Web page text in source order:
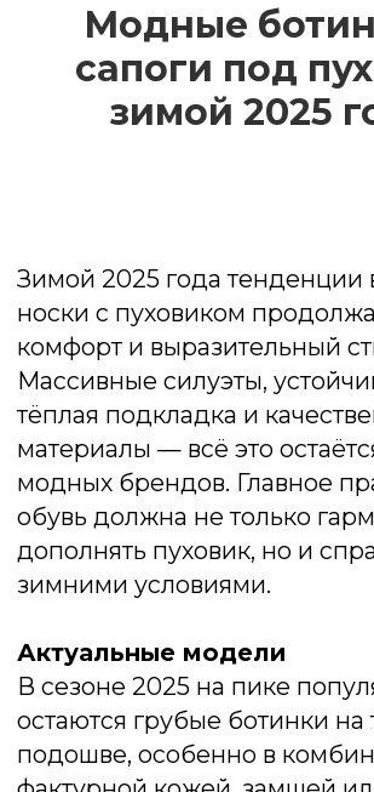
Модные
сапоги под
зимой 2025
В межсезонье и зимой мы часто
сталкиваемся с необходимостью быстро
менять образы: сегодня — пальто, завтра
— пуховик, на выход — дублёнка. Чтобы
не подбирать обувь к каждой верхней
вещи отдельно, стилисты рекомендуют
иметь одну или две пары универсальной
обуви, которая гармонично впишется в
любой комплект.
Лаконичные ботинки челси на
устойчивой подошве или небольшом
каблуке — это проверенное решение.
Они хорошо смотрятся и с длинным
пальто, и с паркой, и с объёмным
пуховиком. Благодаря простому силуэту